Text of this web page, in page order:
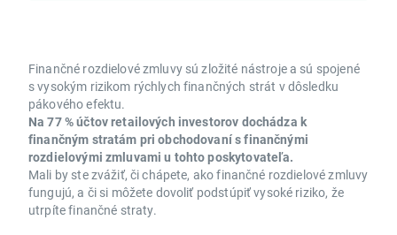
Finančné rozdielové zmluvy sú zložité nástroje a sú spojené
s vysokým rizikom rýchlych finančných strát v dôsledku
pákového efektu.
Na 77 % účtov retailových investorov dochádza k
finančným stratám pri obchodovaní s finančnými
rozdielovými zmluvami u tohto poskytovateľa.
Mali by ste zvážiť, či chápete, ako finančné rozdielové zmluvy
fungujú, a či si môžete dovoliť podstúpiť vysoké riziko, že
utrpíte finančné straty.